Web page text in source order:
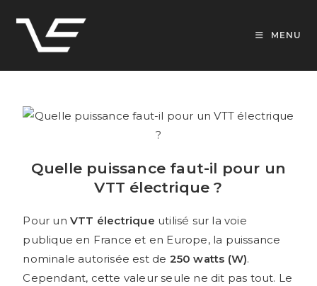
MENU
Quelle puissance faut-il pour un
VTT électrique ?
Pour unVTT électrique utilisé sur la voie
publique en France et en Europe, la puissance
nominale autorisée est de 250 watts (W).
Cependant, cette valeur seule ne dit pas tout. Le